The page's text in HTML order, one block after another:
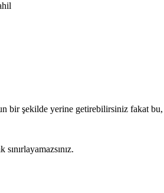
bir şekilde yerine getirebilirsiniz fakat
sınırlayamazsınız.